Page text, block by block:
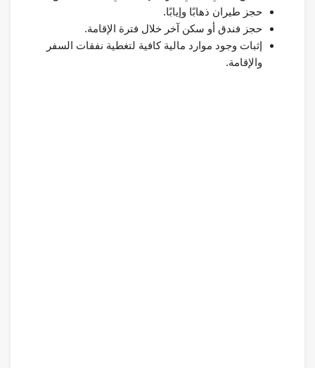
حجز طيران ذهابًا وإيابًا.
حجز فندق أو سكن آخر خلال فترة الإقامة.
إثبات وجود موارد مالية كافية لتغطية نفقات السفر
والإقامة.